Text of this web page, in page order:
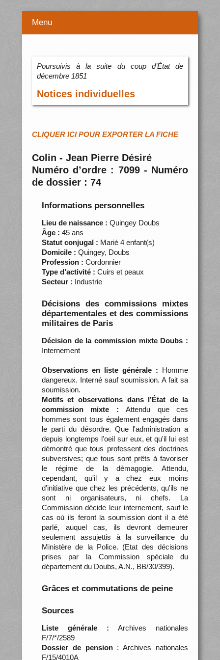
Menu
Poursuivis à la suite du coup d’État de
décembre 1851
Notices individuelles
CLIQUER ICI POUR EXPORTER LA FICHE
Colin - Jean Pierre Désiré
Numéro d’ordre : 7099 - Numéro
de dossier : 74
Informations personnelles
Lieu de naissance : Quingey Doubs
Âge : 45 ans
Statut conjugal : Marié 4 enfant(s)
Domicile : Quingey, Doubs
Profession : Cordonnier
Type d’activité : Cuirs et peaux
Secteur : Industrie
Décisions des commissions mixtes
départementales et des commissions
militaires de Paris
Décision de la commission mixte Doubs :
Internement
Observations en liste générale : Homme
dangereux. Interné sauf soumission. A fait sa
soumission.
Motifs et observations dans l’État de la
commission mixte : Attendu que ces
hommes sont tous également engagés dans
le parti du désordre. Que l'administration a
depuis longtemps l'oeil sur eux, et qu'il lui est
démontré que tous professent des doctrines
subversives; que tous sont prêts à favoriser
le régime de la démagogie. Attendu,
cependant, qu'il y a chez eux moins
d'initiative que chez les précédents, qu'ils ne
sont ni organisateurs, ni chefs. La
Commission décide leur internement, sauf le
cas où ils feront la soumission dont il a été
parlé, auquel cas, ils devront demeurer
seulement assujettis à la surveillance du
Ministère de la Police. (Etat des décisions
prises par la Commission spéciale du
département du Doubs, A.N., BB/30/399).
Grâces et commutations de peine
Sources
Liste générale : Archives nationales
F/7/*/2589
Dossier de pension: Archives nationales
F/15/4010A